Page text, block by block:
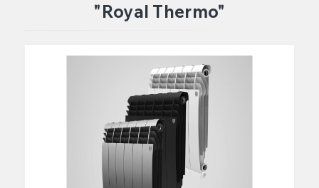
"Royal Thermo"